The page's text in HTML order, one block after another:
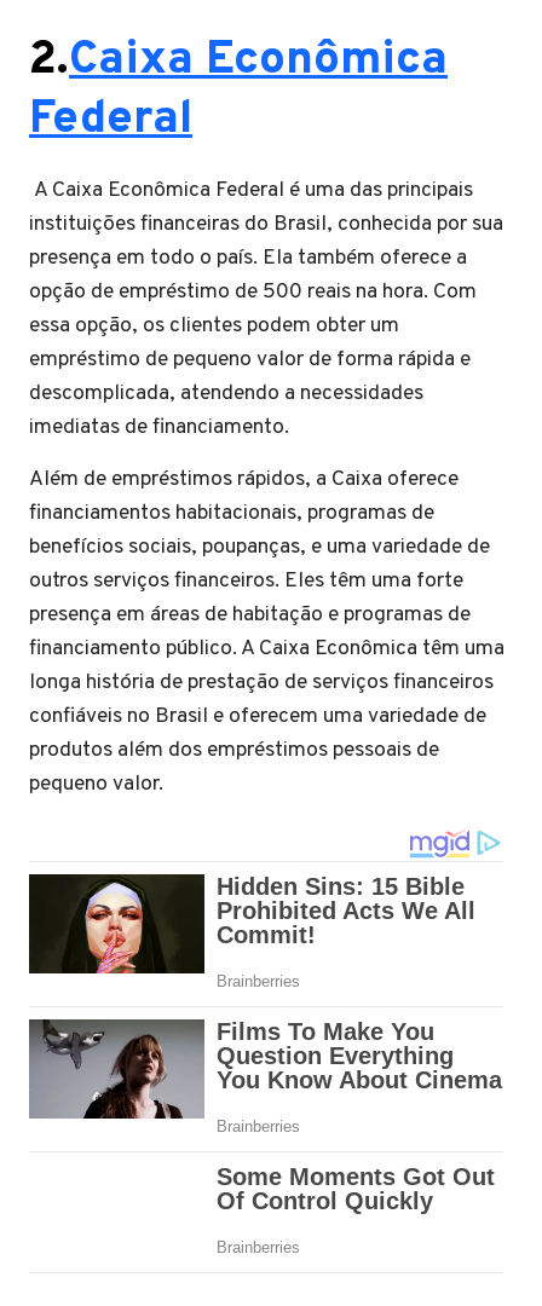
2.Caixa Econômica
Federal
A Caixa Econômica Federal é uma das principais
instituições financeiras do Brasil, conhecida por sua
presença em todo o país. Ela também oferece a
opção de empréstimo de 500 reais na hora. Com
essa opção, os clientes podem obter um
empréstimo de pequeno valor de forma rápida e
descomplicada, atendendo a necessidades
imediatas de financiamento.
Além de empréstimos rápidos, a Caixa oferece
financiamentos habitacionais, programas de
benefícios sociais, poupanças, e uma variedade de
outros serviços financeiros. Eles têm uma forte
presença em áreas de habitação e programas de
financiamento público. A Caixa Econômica têm uma
longa história de prestação de serviços financeiros
confiáveis no Brasil e oferecem uma variedade de
produtos além dos empréstimos pessoais de
pequeno valor.